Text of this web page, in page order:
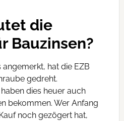
die
Bauzinsen?
hat die EZB
gedreht.
dies heuer auch
bekommen. Wer Anfang
noch gezögert hat,